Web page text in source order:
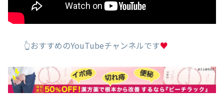
👆おすすめのYouTubeチャンネルです♥